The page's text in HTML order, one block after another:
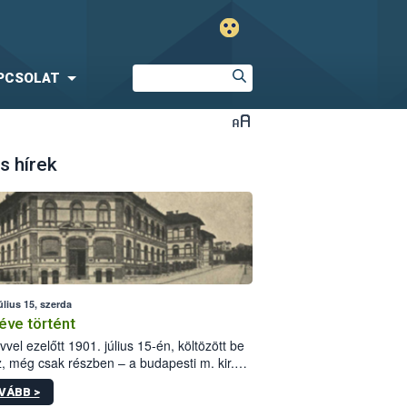
hírek
15, szerda
történt
ezelőtt 1901. július 15-én, költözött be
még csak részben – a budapesti m. kir.
állomás a Kis Rókus utca
alatti, Czigler Győző által tervezett új
>